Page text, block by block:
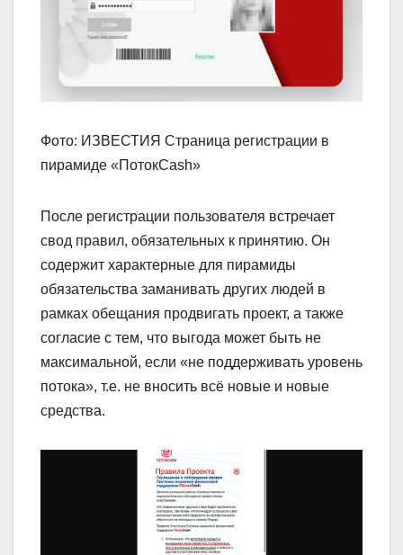
Фото: ИЗВЕСТИЯ Страница регистрации в
пирамиде «ПотокCash»
После регистрации пользователя встречает
свод правил, обязательных к принятию. Он
содержит характерные для пирамиды
обязательства заманивать других людей в
рамках обещания продвигать проект, а также
согласие с тем, что выгода может быть не
максимальной, если «не поддерживать уровень
потока», т.е. не вносить всё новые и новые
средства.